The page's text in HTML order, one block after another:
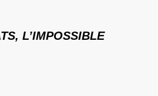
L’IMPOSSIBLE